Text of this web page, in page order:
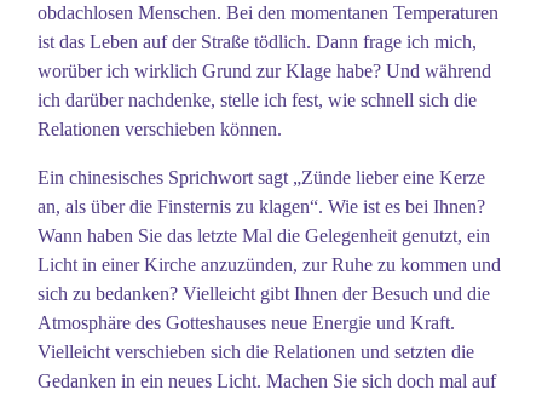
obdachlosen Menschen. Bei den momentanen Temperaturen
ist das Leben auf der Straße tödlich. Dann frage ich mich,
worüber ich wirklich Grund zur Klage habe? Und während
ich darüber nachdenke, stelle ich fest, wie schnell sich die
Relationen verschieben können.
Ein chinesisches Sprichwort sagt „Zünde lieber eine Kerze
an, als über die Finsternis zu klagen“. Wie ist es bei Ihnen?
Wann haben Sie das letzte Mal die Gelegenheit genutzt, ein
Licht in einer Kirche anzuzünden, zur Ruhe zu kommen und
sich zu bedanken? Vielleicht gibt Ihnen der Besuch und die
Atmosphäre des Gotteshauses neue Energie und Kraft.
Vielleicht verschieben sich die Relationen und setzten die
Gedanken in ein neues Licht. Machen Sie sich doch mal auf